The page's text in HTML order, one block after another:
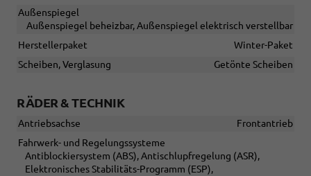
Außenspiegel
Außenspiegel beheizbar, Außenspiegel elektrisch verstellbar
Herstellerpaket
Winter-Paket
Scheiben, Verglasung
Getönte Scheiben
RÄDER & TECHNIK
Antriebsachse
Frontantrieb
Fahrwerk- und Regelungssysteme
Antiblockiersystem (ABS), Antischlupfregelung (ASR),
Elektronisches Stabilitäts-Programm (ESP),